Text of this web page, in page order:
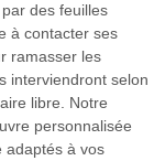
des feuilles
à contacter ses
ramasser les
interviendront selon
libre. Notre
personnalisée
adaptés à vos